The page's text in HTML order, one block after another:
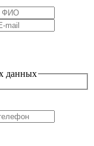
данных